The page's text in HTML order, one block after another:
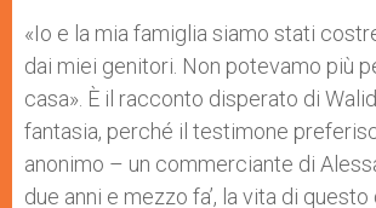
«Io e la mia famiglia siamo stati
dai miei genitori. Non potevamo più
casa». È il racconto disperato di
fantasia, perché il testimone
anonimo – un commerciante di
due anni e mezzo fa’, la vita di